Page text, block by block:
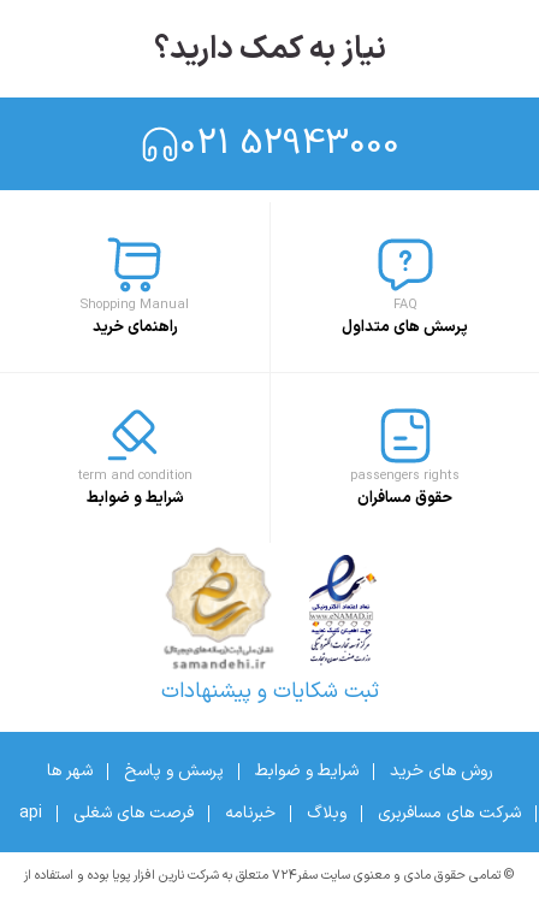
نیاز به کمک دارید؟
021 52943000
FAQ
پرسش های متداول
Shopping Manual
راهنمای خرید
passengers rights
حقوق مسافران
term and condition
شرایط و ضوابط
ثبت شکایات و پیشنهادات
روش های خرید شرایط و ضوابط پرسش و پاسخ
شهر ها
شرکت های مسافربری
وبلاگ خبرنامه فرصت های شغلی api
© تمامی حقوق مادی و معنوی سایت سفر۷۲۴ متعلق به شرکت نارین افزار پویا بوده و استفاده از